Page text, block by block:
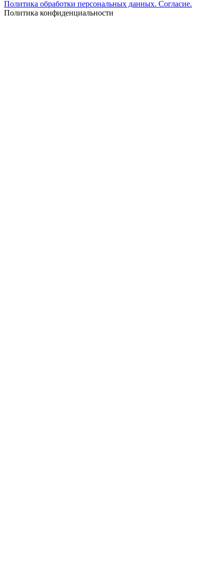
Политика обработки персональных данных. Согласие.
Политика конфиденциальности